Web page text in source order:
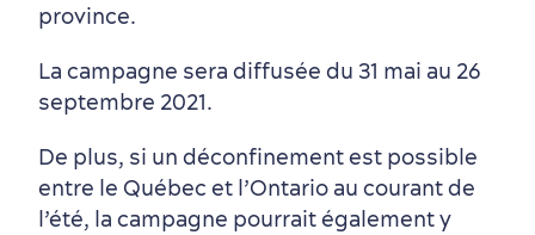
Tourisme responsable
Événements
en amoureux
Rabais hôtels
Compensation carbone
province.
La campagne sera diffusée du 31 mai au 26
septembre 2021.
De plus, si un déconfinement est possible
entre le Québec et l’Ontario au courant de
l’été, la campagne pourrait également y